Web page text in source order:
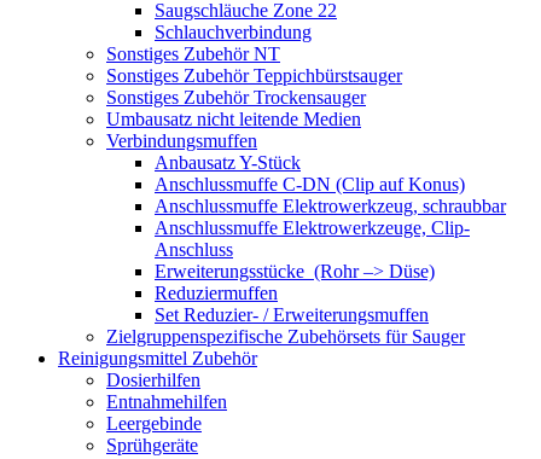
Saugschläuche Zone 22
Schlauchverbindung
Sonstiges Zubehör NT
Sonstiges Zubehör Teppichbürstsauger
Sonstiges Zubehör Trockensauger
Umbausatz nicht leitende Medien
Verbindungsmuffen
Anbausatz Y-Stück
Anschlussmuffe C-DN (Clip auf Konus)
Anschlussmuffe Elektrowerkzeug, schraubbar
Anschlussmuffe Elektrowerkzeuge, Clip-
Anschluss
Erweiterungsstücke (Rohr –> Düse)
Reduziermuffen
Set Reduzier- / Erweiterungsmuffen
Zielgruppenspezifische Zubehörsets für Sauger
Reinigungsmittel Zubehör
Dosierhilfen
Entnahmehilfen
Leergebinde
Sprühgeräte